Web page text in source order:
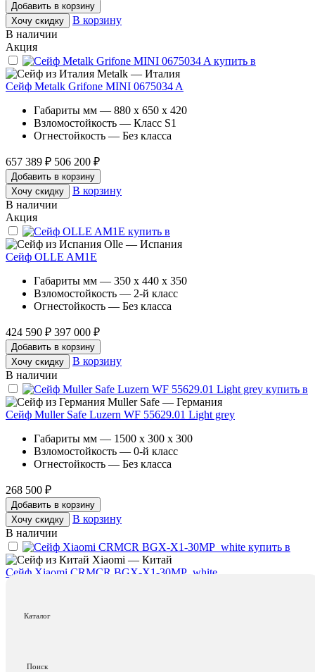
Каталог
Поиск
Добавить в корзину
Хочу скидку
В корзину
В наличии
Акция
Metalk — Италия
Сейф Metalk Grifone MINI 0675034 A
Габариты мм — 880 x 650 x 420
Взломостойкость — Класс S1
Огнестойкость — Без класса
657 389 ₽ 506 200 ₽
Добавить в корзину
Хочу скидку
В корзину
В наличии
Акция
Olle — Испания
Сейф OLLE AM1E
Габариты мм — 350 x 440 x 350
Взломостойкость — 2-й класс
Огнестойкость — Без класса
424 590 ₽ 397 000 ₽
Добавить в корзину
Хочу скидку
В корзину
В наличии
Muller Safe — Германия
Сейф Muller Safe Luzern WF 55629.01 Light grey
Габариты мм — 1500 x 300 x 300
Взломостойкость — 0-й класс
Огнестойкость — Без класса
268 500 ₽
Добавить в корзину
Хочу скидку
В корзину
В наличии
Xiaomi — Китай
Сейф Xiaomi CRMCR BGX-X1-30MP_white
Огнестойкость — Без класса
Добавить в корзину